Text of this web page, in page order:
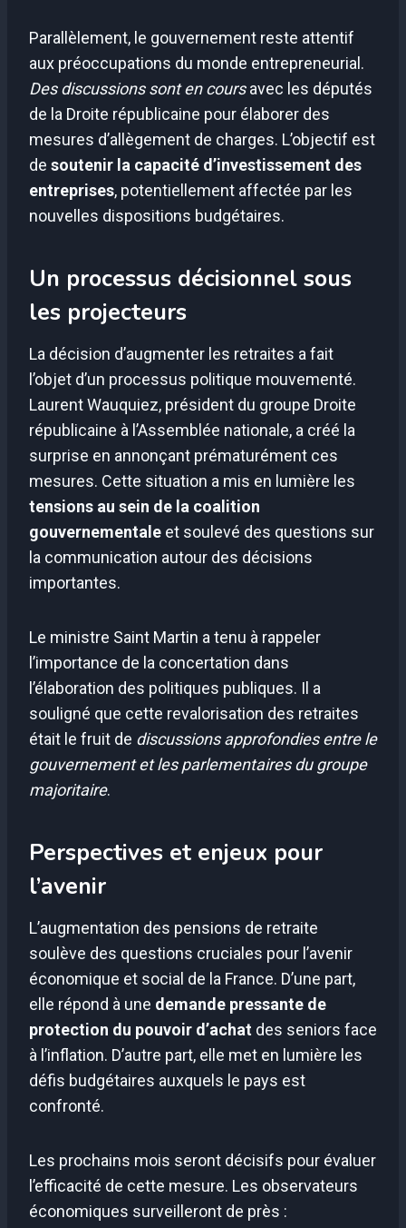
Parallèlement, le gouvernement reste attentif
aux préoccupations du monde entrepreneurial.
Des discussions sont en coursavec les députés
de la Droite républicaine pour élaborer des
mesures d’allègement de charges. L’objectif est
de soutenir la capacité d’investissement des
entreprises, potentiellement affectée par les
nouvelles dispositions budgétaires.
Un processus décisionnel sous
les projecteurs
La décision d’augmenter les retraites a fait
l’objet d’un processus politique mouvementé.
Laurent Wauquiez, président du groupe Droite
républicaine à l’Assemblée nationale, a créé la
surprise en annonçant prématurément ces
mesures. Cette situation a mis en lumière les
tensions au sein de la coalition
gouvernementale et soulevé des questions sur
la communication autour des décisions
importantes.
Le ministre Saint Martin a tenu à rappeler
l’importance de la concertation dans
l’élaboration des politiques publiques. Il a
souligné que cette revalorisation des retraites
était le fruit de discussions approfondies entre le
gouvernement et les parlementaires du groupe
majoritaire.
Perspectives et enjeux pour
l’avenir
L’augmentation des pensions de retraite
soulève des questions cruciales pour l’avenir
économique et social de la France. D’une part,
elle répond à une demande pressante de
protection du pouvoir d’achat des seniors face
à l’inflation. D’autre part, elle met en lumière les
défis budgétaires auxquels le pays est
confronté.
Les prochains mois seront décisifs pour évaluer
l’efficacité de cette mesure. Les observateurs
économiques surveilleront de près :